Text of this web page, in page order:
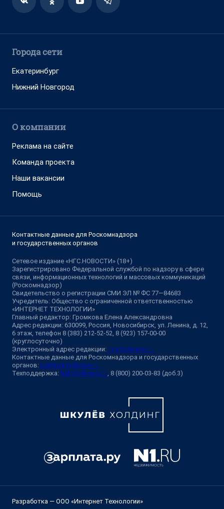
Города сети
Екатеринбург
Нижний Новгород
О компании
Реклама на сайте
Команда проекта
Наши вакансии
Помощь
Контактные данные для Роскомнадзора
и государственных органов
Сетевое издание «НГС.НОВОСТИ» (18+)
Зарегистрировано Федеральной службой по надзору в сфере
связи, информационных технологий и массовых коммуникаций
(Роскомнадзор)
Свидетельство о регистрации СМИ ЭЛ № ФС 77—84683
Учредитель: Общество с ограниченной ответственностью
«ИНТЕРНЕТ ТЕХНОЛОГИИ»
Главный редактор: Громкова Елена Александровна
Адрес редакции: 630099, Россия, Новосибирск, ул. Ленина, д. 12,
6 этаж, телефон 8 (383) 212-52-52, 8 (923) 157-00-00
(круглосуточно)
Электронный адрес редакции: ngs@shkulev.ru
Контактные данные для Роскомнадзора и государственных
органов: juristnsk@shkulev.ru
Техподдержка: help@shkulev.ru, 8 (800) 200-03-83 (доб.3)
Разработка — ООО «Интернет Технологии»